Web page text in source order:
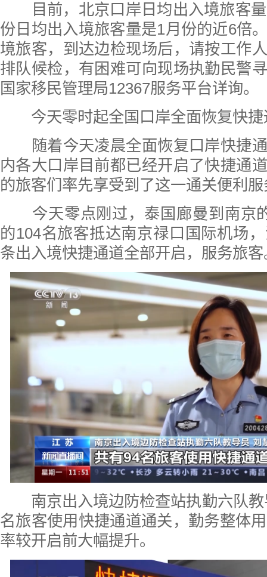
目前，北京口岸日均出入境旅客量
份日均出入境旅客量是1月份的近6倍
境旅客，到达边检现场后，请按工作
排队候检，有困难可向现场执勤民警
国家移民管理局12367服务平台详询。
今天零时起全国口岸全面恢复快捷
随着今天凌晨全面恢复口岸快捷通
内各大口岸目前都已经开启了快捷通
的旅客们率先享受到了这一通关便利
今天零点刚过，泰国廊曼到南京
的104名旅客抵达南京禄口国际机场
条出入境快捷通道全部开启，服务旅客
南京出入境边防检查站执勤六队教
名旅客使用快捷通道通关，勤务整体
率较开启前大幅提升。